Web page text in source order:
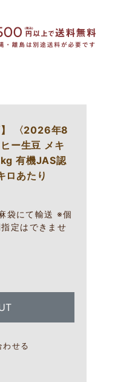
】 〈2026年8
ー生豆 メキ
有機JAS認
ロあたり
袋にて輸送 ※個
定はできませ
わせる